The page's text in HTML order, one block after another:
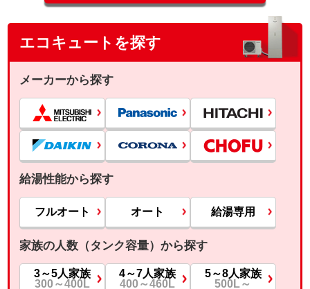
エコキュートを探す
メーカーから探す
給湯性能から探す
フルオート オート 給湯専用
家族の人数（タンク容量）から探す
3～5人家族
300～400L
4～7人家族
400～460L
5～8人家族
500L～